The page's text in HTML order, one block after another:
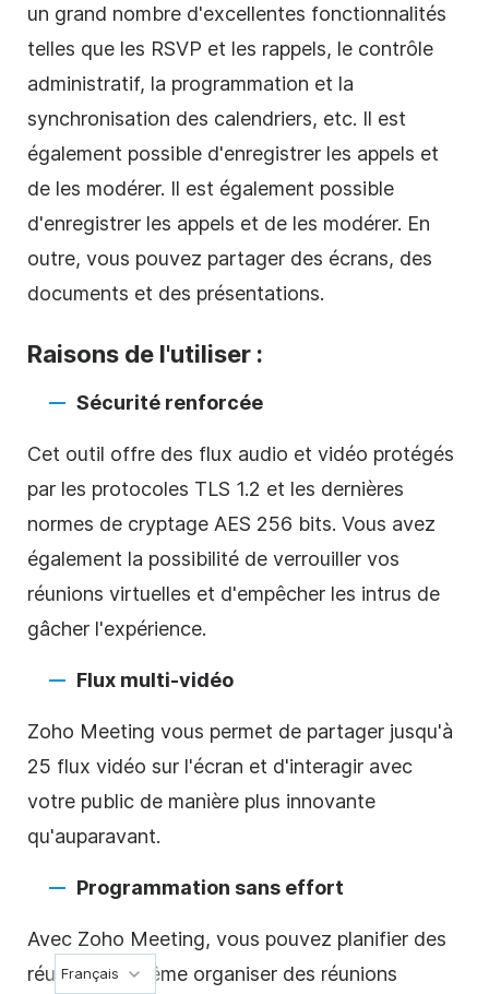
un grand nombre d'excellentes fonctionnalités
telles que les RSVP et les rappels, le contrôle
administratif, la programmation et la
synchronisation des calendriers, etc. Il est
également possible d'enregistrer les appels et
de les modérer. Il est également possible
d'enregistrer les appels et de les modérer. En
outre, vous pouvez partager des écrans, des
documents et des présentations.
Raisons de l'utiliser :
Sécurité renforcée
Cet outil offre des flux audio et vidéo protégés
par les protocoles TLS 1.2 et les dernières
normes de cryptage AES 256 bits. Vous avez
également la possibilité de verrouiller vos
réunions virtuelles et d'empêcher les intrus de
gâcher l'expérience.
Flux multi-vidéo
Zoho Meeting vous permet de partager jusqu'à
25 flux vidéo sur l'écran et d'interagir avec
votre public de manière plus innovante
qu'auparavant.
Programmation sans effort
Avec Zoho Meeting, vous pouvez planifier des
réunions et même organiser des réunions
Français